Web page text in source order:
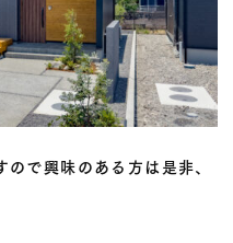
で興味のある方は是非、